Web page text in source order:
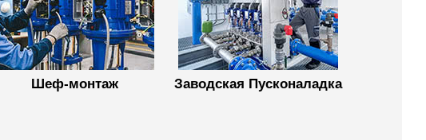
Шеф-монтаж Заводская Пусконаладка